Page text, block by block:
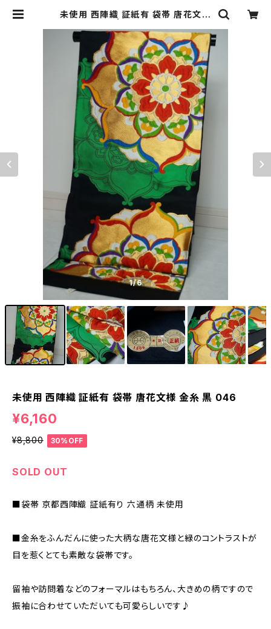
未使用 西陣織 証紙有 袋帯 唐花文様
ine store] キモノリワ 着物 帯
1/6
未使用 西陣織 証紙有 袋帯 唐花文様 金糸 黒 046
¥6,160
¥8,800 30%OFF
SOLD OUT
■袋帯 京都西陣織 証紙有り 六通柄 未使用
■金糸をふんだんに使った大柄な唐花文様と緑のコントラストが
目を惹くとても素敵な袋帯です。
留袖や訪問着などのフォーマルはもちろん、大きめの柄ですので
振袖に合わせていただいても可愛らしいです♪